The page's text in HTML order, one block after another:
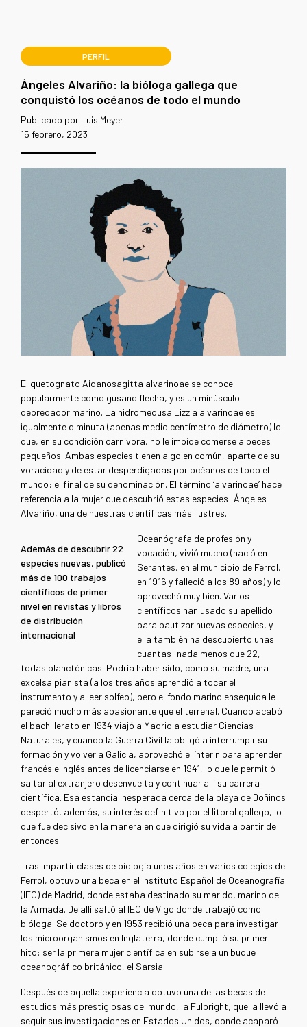
PERFIL
Ángeles Alvariño: la bióloga gallega que
conquistó los océanos de todo el mundo
Publicado por Luis Meyer
15 febrero, 2023
El quetognato Aidanosagitta alvarinoae se conoce
popularmente como gusano flecha, y es un minúsculo
depredador marino. La hidromedusa Lizzia alvarinoae es
igualmente diminuta (apenas medio centímetro de diámetro) lo
que, en su condición carnívora, no le impide comerse a peces
pequeños. Ambas especies tienen algo en común, aparte de su
voracidad y de estar desperdigadas por océanos de todo el
mundo: el final de su denominación. El término ‘alvarinoae’ hace
referencia a la mujer que descubrió estas especies: Ángeles
Alvariño, una de nuestras científicas más ilustres.
Además de descubrir 22
especies nuevas, publicó
más de 100 trabajos
científicos de primer
nivel en revistas y libros
de distribución
internacional
Oceanógrafa de profesión y
vocación, vivió mucho (nació en
Serantes, en el municipio de Ferrol,
en 1916 y falleció a los 89 años) y lo
aprovechó muy bien. Varios
científicos han usado su apellido
para bautizar nuevas especies, y
ella también ha descubierto unas
cuantas: nada menos que 22,
todas planctónicas. Podría haber sido, como su madre, una
excelsa pianista (a los tres años aprendió a tocar el
instrumento y a leer solfeo), pero el fondo marino enseguida le
pareció mucho más apasionante que el terrenal. Cuando acabó
el bachillerato en 1934 viajó a Madrid a estudiar Ciencias
Naturales, y cuando la Guerra Civil la obligó a interrumpir su
formación y volver a Galicia, aprovechó el ínterin para aprender
francés e inglés antes de licenciarse en 1941, lo que le permitió
saltar al extranjero desenvuelta y continuar allí su carrera
científica. Esa estancia inesperada cerca de la playa de Doñinos
despertó, además, su interés definitivo por el litoral gallego, lo
que fue decisivo en la manera en que dirigió su vida a partir de
entonces.
Tras impartir clases de biología unos años en varios colegios de
Ferrol, obtuvo una beca en el Instituto Español de Oceanografía
(IEO) de Madrid, donde estaba destinado su marido, marino de
la Armada. De allí saltó al IEO de Vigo donde trabajó como
bióloga. Se doctoró y en 1953 recibió una beca para investigar
los microorganismos en Inglaterra, donde cumplió su primer
hito: ser la primera mujer científica en subirse a un buque
oceanográfico británico, el Sarsia.
Después de aquella experiencia obtuvo una de las becas de
estudios más prestigiosas del mundo, la Fulbright, que la llevó a
seguir sus investigaciones en Estados Unidos, donde acaparó